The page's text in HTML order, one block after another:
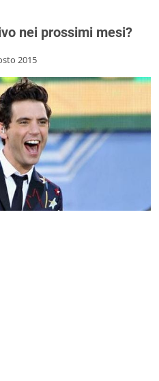
nei prossimi mesi?
2015